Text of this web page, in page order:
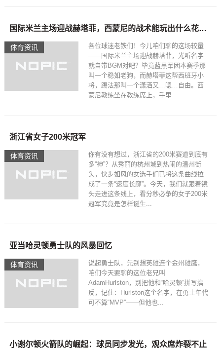
体育资讯
国际米兰主场迎战赫塔菲，西蒙尼的战术能玩出什么花样？
各位球迷老铁们！今儿咱们聊的这场较量
——国际米兰主场迎战赫塔菲，光听名字
就自带BGM对吧？毕竟蓝黑军团本赛季那
叫一个稳如老狗，而赫塔菲这帮西班牙小
将，踢法那叫一个潇洒又…嗯…自由。西
蒙尼教练坐在教练席上，手里...
体育资讯
浙江省女子200米冠军
你有没有想过，浙江省的200米赛道到底有
多“神”？从秀丽的杭州城到热闹的温州街
头，快步如风的女选手们已将这条曲线拉
成了一条“速度长廊”。今天，我们就跟着镜
头走进这条线上，看分秒必争的女子200米
冠军究竟是怎样诞生...
体育资讯
亚当哈灵顿勇士队的风暴回忆
说起勇士队，先别想英雄连个金州雄鹰，
咱们今天要聊的这位老兄叫
AdamHurlston，别把他和“哈灵顿”拼写搞
反，记住：Hurlston这个名字，在勇士年代
可不算“MVP”——但他也...
小谢尔顿火箭队的崛起：球员同步发光，观众席炸裂不止